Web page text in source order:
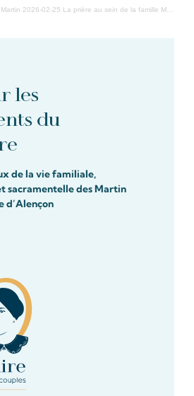
2026-02-25 La prière au sein de la famille Martin
les
du
de la vie familiale,
sacramentelle des Martin
d’Alençon